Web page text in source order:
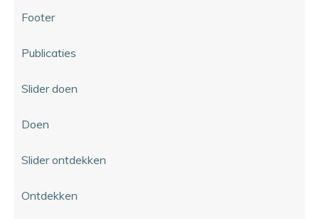
Footer
Publicaties
Slider doen
Doen
Slider ontdekken
Ontdekken